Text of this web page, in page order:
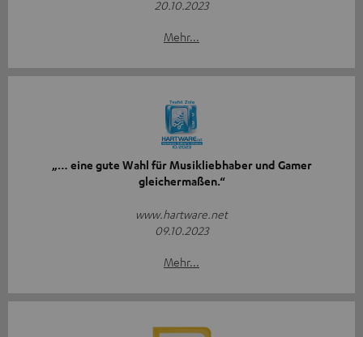
20.10.2023
Mehr...
„… eine gute Wahl für Musikliebhaber und Gamer
gleichermaßen.“
www.hartware.net
09.10.2023
Mehr...